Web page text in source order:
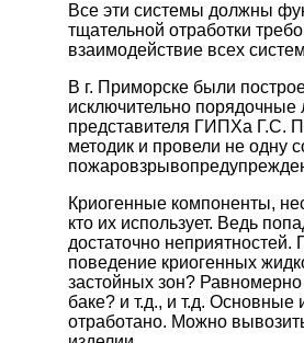
Все эти системы должны
тщательной отработки
взаимодействие всех
В г. Приморске были
исключительно
представителя ГИПХа Г.С.
методик и провели не одну
Криогенные компоненты,
кто их использует. Ведь
достаточно неприятностей.
поведение криогенных
застойных зон?
баке? и т.д., и т.д.
отработано. Можно